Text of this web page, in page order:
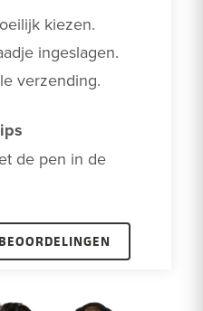
kiezen.
ingeslagen.
verzending.
de pen in de